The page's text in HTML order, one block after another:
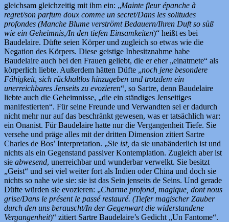
gleichsam gleichzeitig mit ihm ein: „Mainte fleur épanche à
regret/son parfum doux comme un secret/Dans les solitudes
profondes (Manche Blume verströmt Bedauern/Ihren Duft so süß
wie ein Geheimnis,/In den tiefen Einsamkeiten)“ heißt es bei
Baudelaire. Düfte seien Körper und zugleich so etwas wie die
Negation des Körpers. Diese geistige Inbesitznahme habe
Baudelaire auch bei den Frauen geliebt, die er eher „einatmete“ als
körperlich liebte. Außerdem hätten Düfte „noch jene besondere
Fähigkeit, sich rückhaltlos hinzugeben und trotzdem ein
unerreichbares Jenseits zu evozieren“, so Sartre, denn Baudelaire
liebte auch die Geheimnisse, „die ein ständiges Jenseitiges
manifestierten“. Für seine Freunde und Verwandten sei er dadurch
nicht mehr nur auf das beschränkt gewesen, was er tatsächlich war:
ein Onanist. Für Baudelaire hatte nur die Vergangenheit Tiefe. Sie
versehe und präge alles mit der dritten Dimension zitiert Sartre
Charles de Bos’ Interpretation. „Sie ist, da sie unabänderlich ist und
nichts als ein Gegenstand passiver Kontemplation. Zugleich aber ist
sie abwesend, unerreichbar und wunderbar verwelkt. Sie besitzt
„Geist“ und sei viel weiter fort als Indien oder China und doch sie
nichts so nahe wie sie: sie ist das Sein jenseits de Seins. Und gerade
Düfte würden sie evozieren: „Charme profond, magique, dont nous
grise/Dans le présent le passé restauré. (Tiefer magischer Zauber
durch den uns berauscht/In der Gegenwart die widerstandene
Vergangenheit)“ zitiert Sartre Baudelaire’s Gedicht „Un Fantome“.